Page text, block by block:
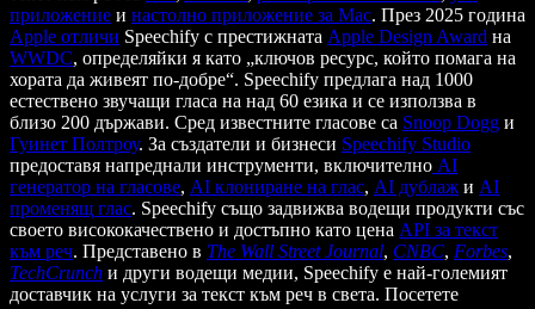
приложение и настолно приложение за Mac. През 2025 година
Apple отличи Speechify с престижната Apple Design Award на
WWDC, определяйки я като „ключов ресурс, който помага на
хората да живеят по-добре“. Speechify предлага над 1000
естествено звучащи гласа на над 60 езика и се използва в
близо 200 държави. Сред известните гласове са Snoop Dogg и
Гуинет Полтроу. За създатели и бизнеси Speechify Studio
предоставя напреднали инструменти, включително AI
генератор на гласове, AI клониране на глас, AI дублаж и AI
променящ глас. Speechify също задвижва водещи продукти със
своето висококачествено и достъпно като цена API за текст
към реч. Представено в The Wall Street Journal, CNBC, Forbes,
TechCrunch и други водещи медии, Speechify е най-големият
доставчик на услуги за текст към реч в света. Посетете